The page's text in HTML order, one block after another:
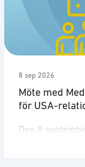
8 sep 2026
Möte med
för USA-
Den 8